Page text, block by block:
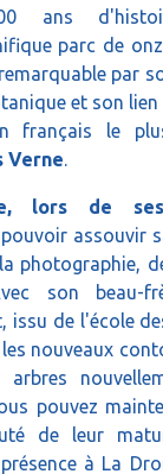
ans
parc de
par
et son lien
français le
Verne
lors de
assouvir
photographie,
son beau-
issu de l'école
nouveaux
arbres
pouvez
de leur
à La